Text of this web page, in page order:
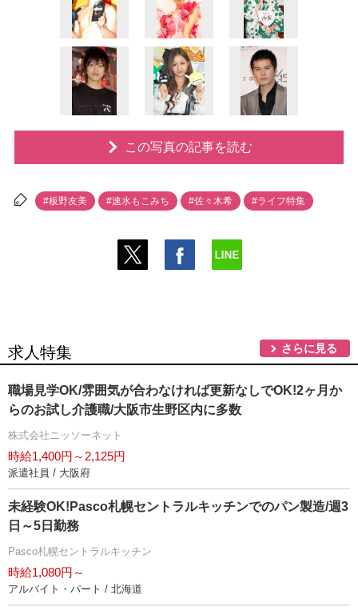
この写真の記事を読む
#板野友美 #速水もこみち #佐々木希 #ライフ特集
求人特集 さらに見る
職場見学OK/雰囲気が合わなければ更新なしでOK!2ヶ月か
らのお試し介護職/大阪市生野区内に多数
株式会社ニッソーネット
時給1,400円～2,125円
派遣社員 / 大阪府
未経験OK!Pasco札幌セントラルキッチンでのパン製造/週3
日～5日勤務
Pasco札幌セントラルキッチン
時給1,080円～
アルバイト・パート / 北海道